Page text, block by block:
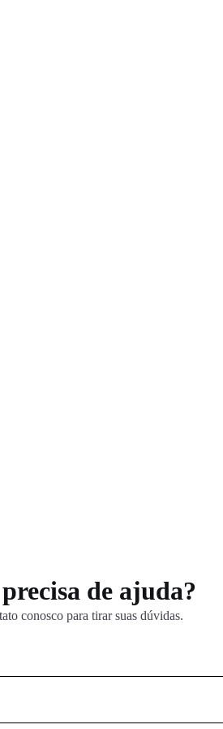
de ajuda?
conosco para tirar suas dúvidas.